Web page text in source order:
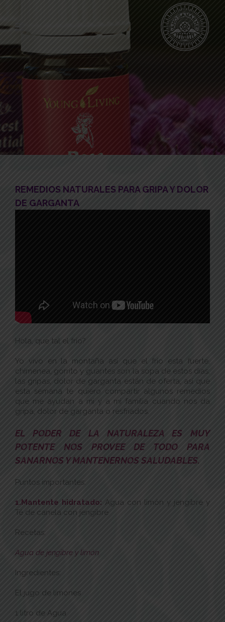
REMEDIOS NATURALES PARA GRIPA Y DOLOR
DE GARGANTA
Hola, que tal el frío?
Yo vivo en la montaña así que el frío esta fuerte,
chimenea, gorrito y guantes son la sopa de estos días;
las gripas, dolor de garganta están de oferta, así que
esta semana te quiero compartir algunos remedios
que me ayudan a mi y a mi familia cuando nos da
gripa, dolor de garganta o resfriados.
EL PODER DE LA NATURALEZA ES MUY
POTENTE NOS PROVEE DE TODO PARA
SANARNOS Y MANTENERNOS SALUDABLES.
Puntos importantes:
1.Mantente hidratado: Agua con limón y jengibre y
Té de canela con jengibre
Recetas:
Agua de jengibre y limón
Ingredientes:
El jugo de limónes
1 litro de Agua